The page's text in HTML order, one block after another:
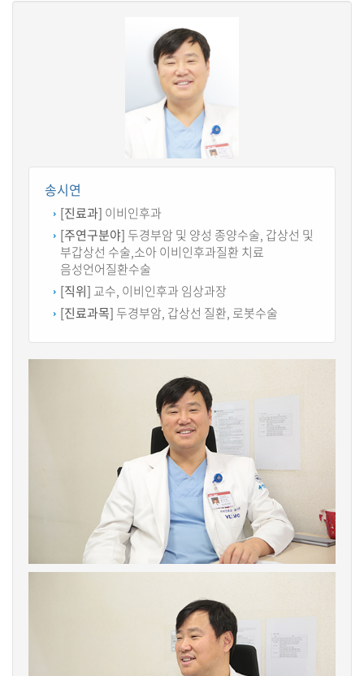
송시연
[진료과] 이비인후과
[주연구분야] 두경부암 및 양성 종양수술, 갑상선 및
부갑상선 수술,소아 이비인후과질환 치료
음성언어질환수술
[직위] 교수, 이비인후과 임상과장
[진료과목] 두경부암, 갑상선 질환, 로봇수술